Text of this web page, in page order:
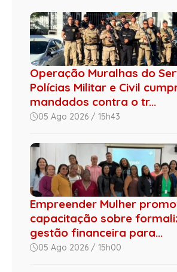
Operação Muralhas do
Polícias Militar e Civil
mandados contra o tr...
05 Ago 2026 / 15h43
Empreender Mulher
capacitação sobre
gestão financeira para...
05 Ago 2026 / 15h00